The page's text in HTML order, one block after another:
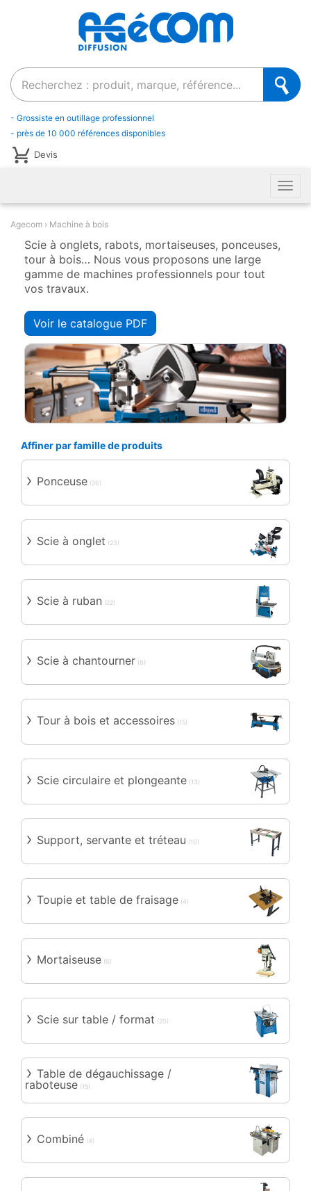
Recherche
- Grossiste en outillage professionnel
- près de 10 000 références disponibles
Devis
Agecom Machine à bois
Scie à onglets, rabots, mortaiseuses, ponceuses,
tour à bois… Nous vous proposons une large
gamme de machines professionnels pour tout
vos travaux.
Voir le catalogue PDF
Affiner par famille de produits
Ponceuse (26)
Scie à onglet (23)
Scie à ruban (22)
Scie à chantourner (8)
Tour à bois et accessoires (15)
Scie circulaire et plongeante (13)
Support, servante et tréteau (10)
Toupie et table de fraisage (4)
Mortaiseuse (6)
Scie sur table / format (20)
Table de dégauchissage /
raboteuse (15)
Combiné (4)